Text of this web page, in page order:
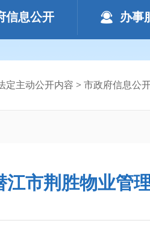
信息公开 办事
定主动公开内容 > 市政府信息公
江市荆胜物业管